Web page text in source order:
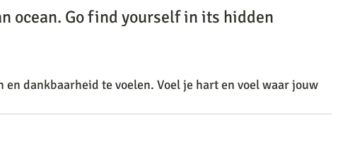
ocean. Go find yourself in its hidden
en dankbaarheid te voelen. Voel je hart en voel waar jouw